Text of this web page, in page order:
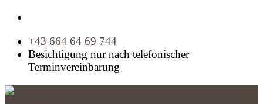
+43 664 64 69 744
Besichtigung nur nach telefonischer
Terminvereinbarung